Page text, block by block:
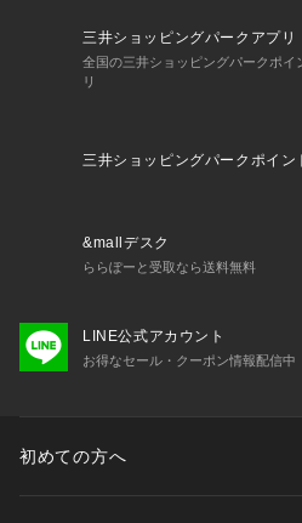
三井ショッピングパークアプリ
全国の三井ショッピングパークポ
リ
三井ショッピングパークポイン
&mallデスク
ららぽーと受取なら送料無料
LINE公式アカウント
お得なセール・クーポン情報配信中
初めての方へ